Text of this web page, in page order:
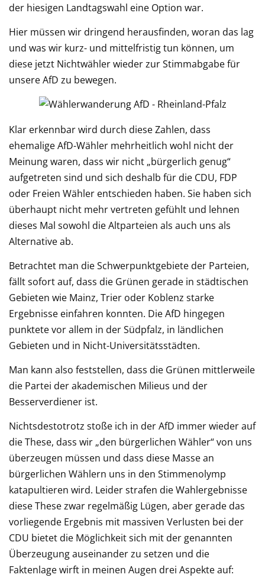
der hiesigen Landtagswahl eine Option war.
Hier müssen wir dringend herausfinden, woran das lag
und was wir kurz- und mittelfristig tun können, um
diese jetzt Nichtwähler wieder zur Stimmabgabe für
unsere AfD zu bewegen.
Klar erkennbar wird durch diese Zahlen, dass
ehemalige AfD-Wähler mehrheitlich wohl nicht der
Meinung waren, dass wir nicht „bürgerlich genug“
aufgetreten sind und sich deshalb für die CDU, FDP
oder Freien Wähler entschieden haben. Sie haben sich
überhaupt nicht mehr vertreten gefühlt und lehnen
dieses Mal sowohl die Altparteien als auch uns als
Alternative ab.
Betrachtet man die Schwerpunktgebiete der Parteien,
fällt sofort auf, dass die Grünen gerade in städtischen
Gebieten wie Mainz, Trier oder Koblenz starke
Ergebnisse einfahren konnten. Die AfD hingegen
punktete vor allem in der Südpfalz, in ländlichen
Gebieten und in Nicht-Universitätsstädten.
Man kann also feststellen, dass die Grünen mittlerweile
die Partei der akademischen Milieus und der
Besserverdiener ist.
Nichtsdestotrotz stoße ich in der AfD immer wieder auf
die These, dass wir „den bürgerlichen Wähler“ von uns
überzeugen müssen und dass diese Masse an
bürgerlichen Wählern uns in den Stimmenolymp
katapultieren wird. Leider strafen die Wahlergebnisse
diese These zwar regelmäßig Lügen, aber gerade das
vorliegende Ergebnis mit massiven Verlusten bei der
CDU bietet die Möglichkeit sich mit der genannten
Überzeugung auseinander zu setzen und die
Faktenlage wirft in meinen Augen drei Aspekte auf: